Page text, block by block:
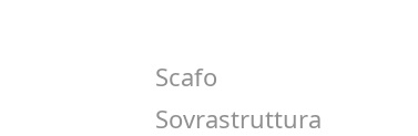
Scafo
Sovrastruttura